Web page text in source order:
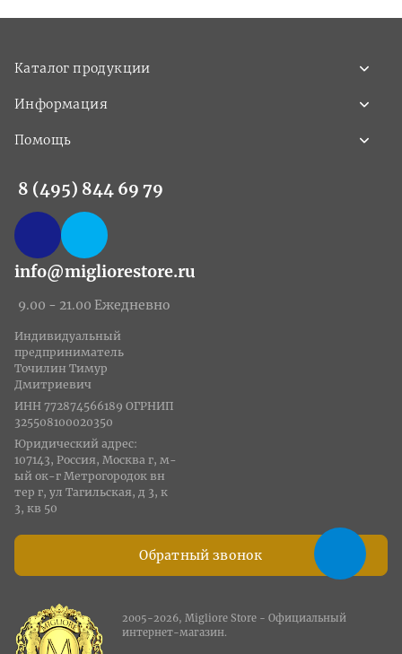
Каталог продукции
Информация
Помощь
8 (495) 844 69 79
info@migliorestore.ru
9.00 - 21.00 Ежедневно
Обратный звонок
Индивидуальный
предприниматель
Точилин Тимур
Дмитриевич
ИНН 772874566189 ОГРНИП
325508100020350
Юридический адрес:
107143, Россия, Москва г, м-
ый ок-г Метрогородок вн
тер г, ул Тагильская, д 3, к
3, кв 50
2005-2026, Migliore Store - Официальный
интернет-магазин.